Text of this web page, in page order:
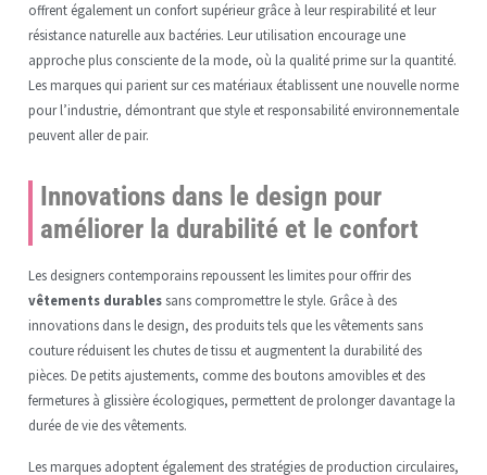
offrent également un confort supérieur grâce à leur respirabilité et leur
résistance naturelle aux bactéries. Leur utilisation encourage une
approche plus consciente de la mode, où la qualité prime sur la quantité.
Les marques qui parient sur ces matériaux établissent une nouvelle norme
pour l’industrie, démontrant que style et responsabilité environnementale
peuvent aller de pair.
Innovations dans le design pour
améliorer la durabilité et le confort
Les designers contemporains repoussent les limites pour offrir des
vêtements durablessans compromettre le style. Grâce à des
innovations dans le design, des produits tels que les vêtements sans
couture réduisent les chutes de tissu et augmentent la durabilité des
pièces. De petits ajustements, comme des boutons amovibles et des
fermetures à glissière écologiques, permettent de prolonger davantage la
durée de vie des vêtements.
Les marques adoptent également des stratégies de production circulaires,